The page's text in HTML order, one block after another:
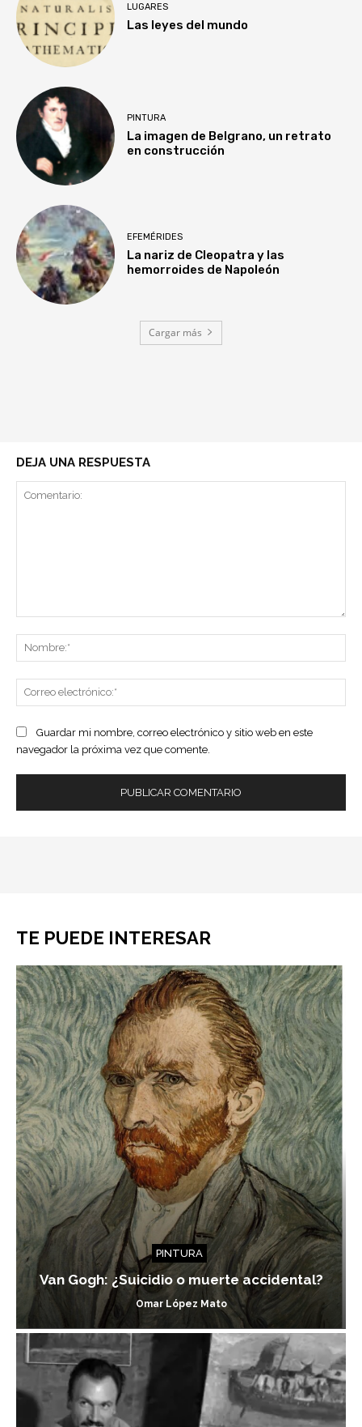
LUGARES
Las leyes del mundo
PINTURA
La imagen de Belgrano, un retrato
en construcción
EFEMÉRIDES
La nariz de Cleopatra y las
hemorroides de Napoleón
Cargar más
DEJA UNA RESPUESTA
Guardar mi nombre, correo electrónico y sitio web en este
navegador la próxima vez que comente.
TE PUEDE INTERESAR
PINTURA
Van Gogh: ¿Suicidio o muerte accidental?
Omar López Mato